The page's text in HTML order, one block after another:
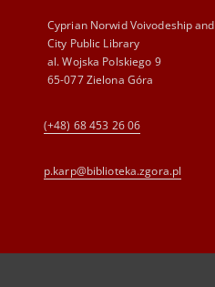
Cyprian Norwid Voivodeship and
City Public Library
al. Wojska Polskiego 9
65-077 Zielona Góra
(+48) 68 453 26 06
p.karp@biblioteka.zgora.pl